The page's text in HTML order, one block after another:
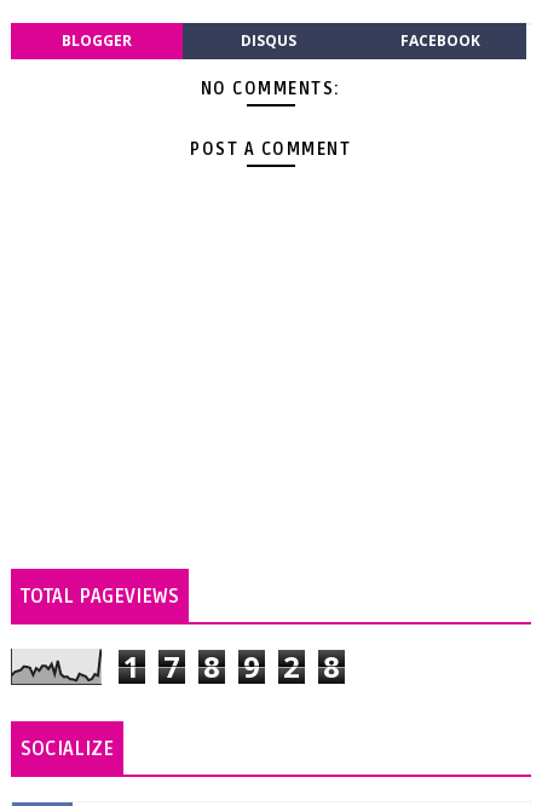
BLOGGER DISQUS FACEBOOK
NO COMMENTS:
POST A COMMENT
TOTAL PAGEVIEWS
1 7 8 9 2 8
SOCIALIZE